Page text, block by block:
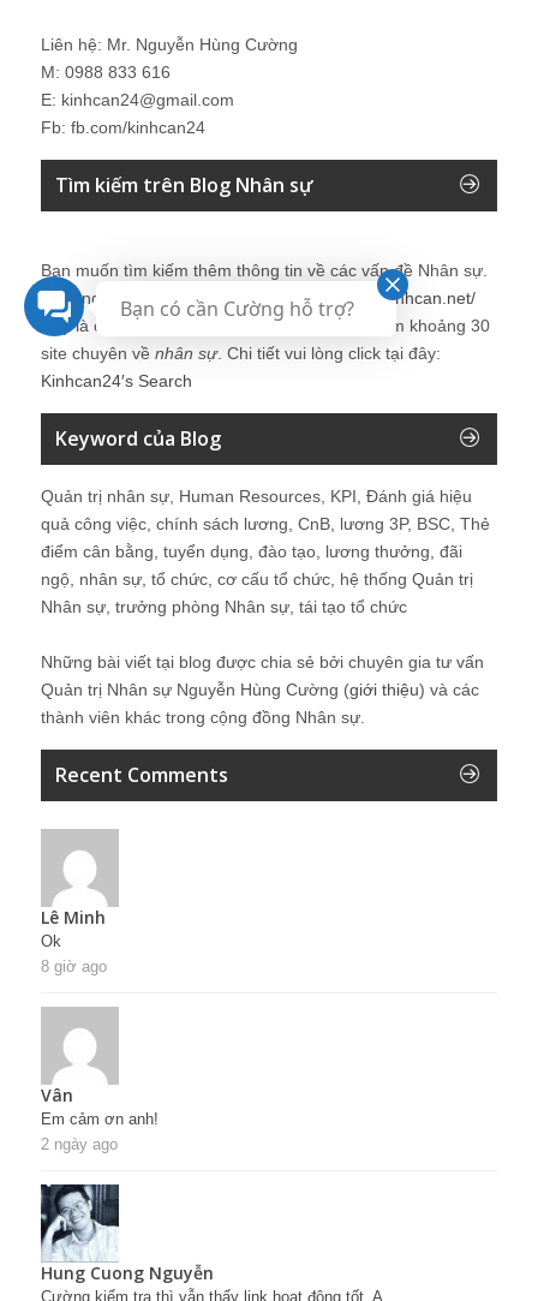
Liên hệ: Mr. Nguyễn Hùng Cường
M: 0988 833 616
E: kinhcan24@gmail.com
Fb: fb.com/kinhcan24
Tìm kiếm trên Blog Nhân sự
Bạn muốn tìm kiếm thêm thông tin về các vấn đề Nhân sự
Vui lòng click tại đây để tìm kiếm thêm:
http://kinhcan.net/
Đây là công cụ tìm kiếm được tích hợp tìm kiếm khoảng 30
site chuyên về nhân sự. Chi tiết vui lòng click tại đây:
Kinhcan24′s Search
Keyword của Blog
Quản trị nhân sự, Human Resources, KPI, Đánh giá hiệu
quả công việc, chính sách lương, CnB, lương 3P, BSC, Thẻ
điểm cân bằng, tuyển dụng, đào tạo, lương thưởng, đãi
ngộ, nhân sự, tổ chức, cơ cấu tổ chức, hệ thống Quản trị
Nhân sự, trưởng phòng Nhân sự, tái tạo tổ chức
Những bài viết tại blog được chia sẻ bởi chuyên gia tư vấn
Quản trị Nhân sự Nguyễn Hùng Cường (giới thiệu) và các
thành viên khác trong cộng đồng Nhân sự.
Recent Comments
Lê Minh
Ok
8 giờ ago
Vân
Em cảm ơn anh!
2 ngày ago
Hung Cuong Nguyễn
Cường kiểm tra thì vẫn thấy link hoạt động tốt. A...
Bạn có cần Cường hỗ trợ?